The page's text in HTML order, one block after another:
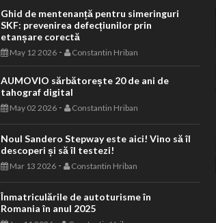
Ghid de mentenanță pentru simeringuri
SKF: prevenirea defecțiunilor prin
etanșare corectă
May 12 2026 - Constantin Hriban
AUMOVIO sărbătorește 20 de ani de
tahograf digital
May 02 2026 - Constantin Hriban
Noul Sandero Stepway este aici! Vino să îl
descoperi și să îl testezi!
Mar 13 2026 - Constantin Hriban
Înmatriculările de autoturisme în
Romania în anul 2025